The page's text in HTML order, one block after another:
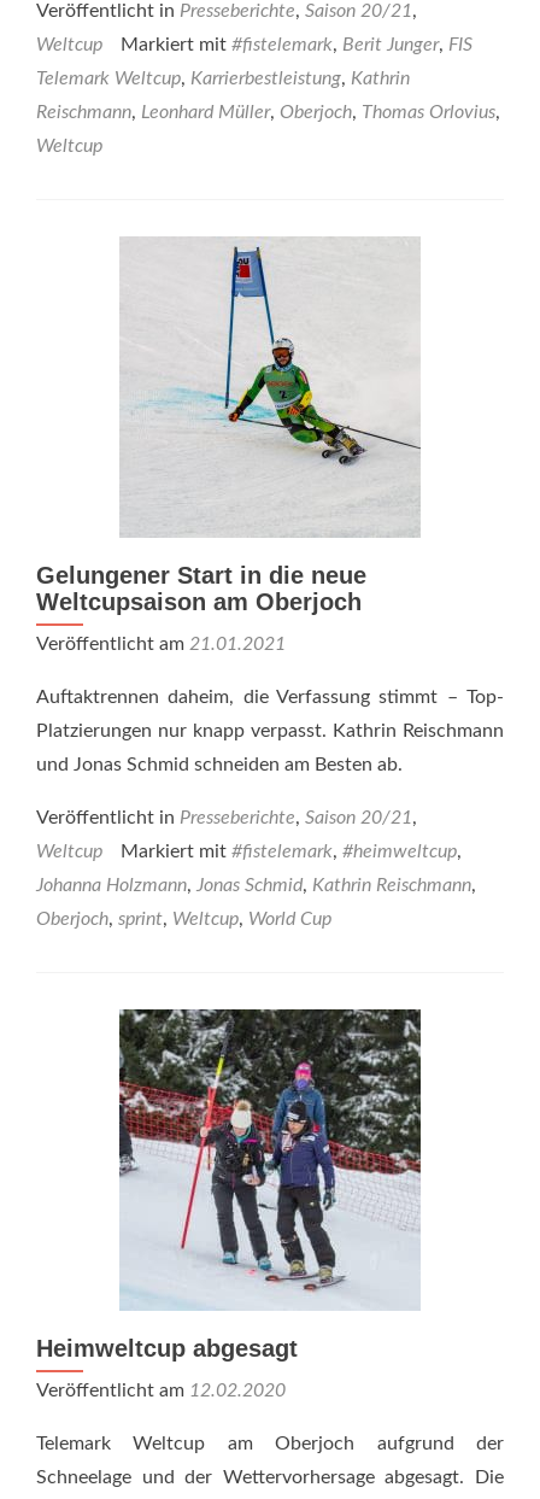
Veröffentlicht in Presseberichte, Saison 20/21,
Weltcup
Markiert mit #fistelemark, Berit Junger, FIS
Telemark Weltcup, Karrierbestleistung, Kathrin
Reischmann, Leonhard Müller, Oberjoch, Thomas Orlovius,
Weltcup
Gelungener Start in die neue
Weltcupsaison am Oberjoch
Veröffentlicht am 21.01.2021
Auftaktrennen daheim, die Verfassung stimmt – Top-
Platzierungen nur knapp verpasst. Kathrin Reischmann
und Jonas Schmid schneiden am Besten ab.
Veröffentlicht in Presseberichte, Saison 20/21,
Weltcup
Markiert mit #fistelemark, #heimweltcup,
Johanna Holzmann, Jonas Schmid, Kathrin Reischmann,
Oberjoch, sprint, Weltcup, World Cup
Heimweltcup abgesagt
Veröffentlicht am 12.02.2020
Telemark Weltcup am Oberjoch aufgrund der
Schneelage und der Wettervorhersage abgesagt. Die